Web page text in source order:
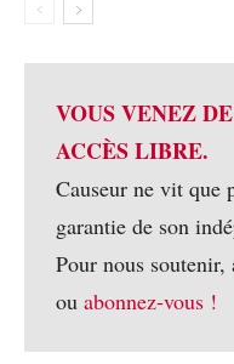
VOUS VENEZ
ACCÈS LIBRE.
Causeur ne vit que
garantie de son
Pour nous soutenir,
ou abonnez-vous !